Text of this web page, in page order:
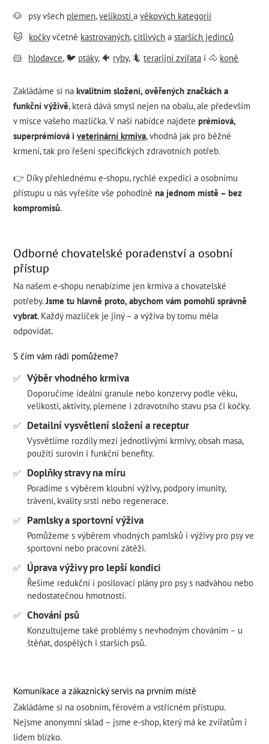
🐶
psy všech plemen,velikostíavěkových kategorií
🐱
kočkyvčetně kastrovaných,citlivých astarších jedinců
🐹
hlodavce, 🐦 ptáky, 🐠 ryby, 🦎terarijní zvířata i 🐴 koně
Zakládáme si nakvalitním složení, ověřených značkách a
funkční výživě, která dává smysl nejen na obalu, ale především
v misce vašeho mazlíčka. V naší nabídce najdeteprémiová,
superprémiová iveterinární krmiva, vhodná jak pro běžné
krmení, tak pro řešení specifických zdravotních potřeb.
👉 Díky přehlednému e-shopu, rychlé expedici a osobnímu
přístupu u nás vyřešíte vše pohodlněna jednom místě – bez
kompromisů.
Odborné chovatelské poradenství a osobní
přístup
Na našem e-shopu nenabízíme jen krmiva a chovatelské
potřeby.Jsme tu hlavně proto, abychom vám pomohli správně
vybrat. Každý mazlíček je jiný – a výživa by tomu měla
odpovídat.
S čím vám rádi pomůžeme?
✅ Výběr vhodného krmiva
Doporučíme ideální granule nebo konzervy podle věku,
velikosti, aktivity, plemene i zdravotního stavu psa či kočky.
✅ Detailní vysvětlení složení a receptur
Vysvětlíme rozdíly mezi jednotlivými krmivy, obsah masa,
použití surovin i funkční benefity.
✅ Doplňky stravy na míru
Poradíme s výběrem kloubní výživy, podpory imunity,
trávení, kvality srsti nebo regenerace.
✅ Pamlsky a sportovní výživa
Pomůžeme s výběrem vhodných pamlsků i výživy pro psy ve
sportovní nebo pracovní zátěži.
✅ Úprava výživy pro lepší kondici
Řešíme redukční i posilovací plány pro psy s nadváhou nebo
nedostatečnou hmotností.
✅ Chování psů
Konzultujeme také problémy s nevhodným chováním – u
štěňat, dospělých i starších psů.
Komunikace a zákaznický servis na prvním místě
Zakládáme si na osobním, férovém a vstřícném přístupu.
Nejsme anonymní sklad – jsme e-shop, který má ke zvířatům i
lidem blízko.